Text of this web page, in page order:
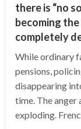
there is “no
becoming
completely
While ordinary
pensions,
disappearing
time. The anger
exploding.